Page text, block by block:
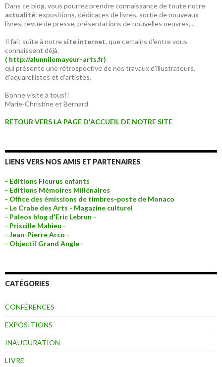
Dans ce blog, vous pourrez prendre connaissance de toute notre
actualité: expositions, dédicaces de livres, sortie de nouveaux
livres, revue de presse, présentations de nouvelles oeuvres,...
Il fait suite à notre site internet, que certains d'entre vous
connaissent déjà,
( http://alunnilemayeur-arts.fr)
qui présente une rétrospective de nos travaux d'illustrateurs,
d'aquarellistes et d'artistes.
Bonne visite à tous!!
Marie-Christine et Bernard
RETOUR VERS LA PAGE D'ACCUEIL DE NOTRE SITE
LIENS VERS NOS AMIS ET PARTENAIRES
- Editions Fleurus enfants
- Editions Mémoires Millénaires
- Office des émissions de timbres-poste de Monaco
- Le Crabe des Arts - Magazine culturel
- Paleos blog d'Eric Lebrun -
- Priscille Mahieu -
- Jean-Pierre Arco -
- Objectif Grand Angle -
CATÉGORIES
CONFÉRENCES
EXPOSITIONS
INAUGURATION
LIVRE